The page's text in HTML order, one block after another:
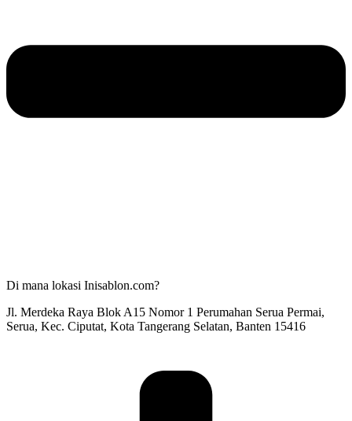
Di mana lokasi Inisablon.com?
Jl. Merdeka Raya Blok A15 Nomor 1 Perumahan Serua Permai,
Serua, Kec. Ciputat, Kota Tangerang Selatan, Banten 15416